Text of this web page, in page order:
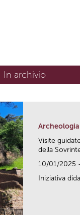
In archivio
Visite
della
10/01/2025
Iniziativa